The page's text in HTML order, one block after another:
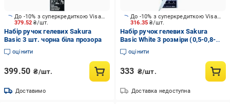
379.52₴/шт.
До -10% з суперкредиткою Visa Вигода
Набір ручок гелевих Sakura
Basic 3 шт. чорна біла прозора
оцінити
399.50 ₴/шт.
Доставимо
316.35₴/шт.
До -10% з суперкредиткою Visa Вигода
Набір ручок гелевих Sakura
Basic White 3 розміри (0,5-0,8-
1,0)
оцінити
333 ₴/шт.
Доставка недоступна